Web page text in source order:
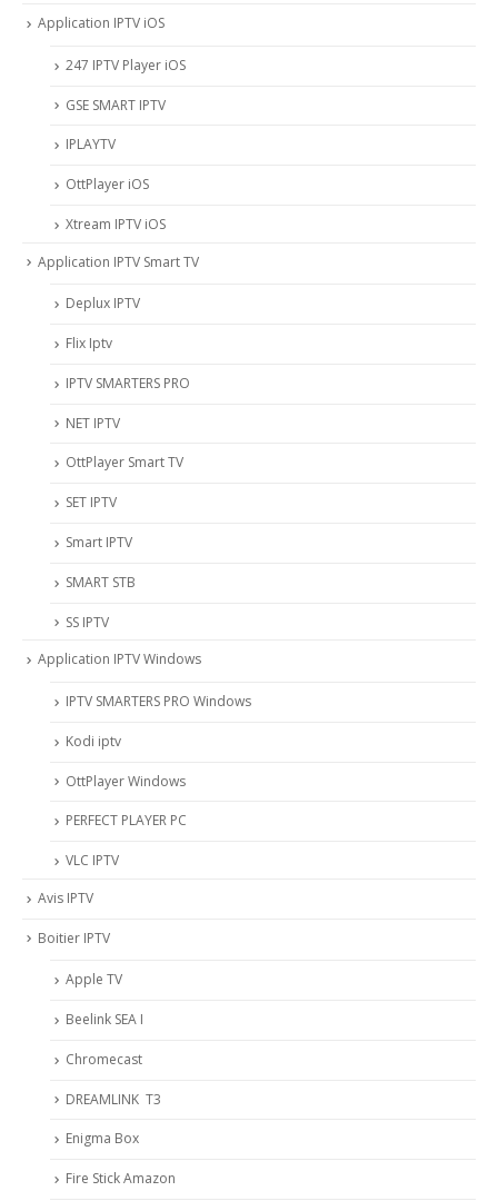
Application IPTV iOS
247 IPTV Player iOS
‎GSE SMART IPTV
IPLAYTV
OttPlayer iOS
Xtream IPTV iOS
Application IPTV Smart TV
Deplux IPTV
Flix Iptv
IPTV SMARTERS PRO
NET IPTV
OttPlayer Smart TV
SET IPTV
Smart IPTV
SMART STB
SS IPTV
Application IPTV Windows
IPTV SMARTERS PRO Windows
Kodi iptv
OttPlayer Windows
PERFECT PLAYER PC
VLC IPTV
Avis IPTV
Boitier IPTV
Apple TV
Beelink SEA I
Chromecast
DREAMLINK T3
Enigma Box
Fire Stick Amazon